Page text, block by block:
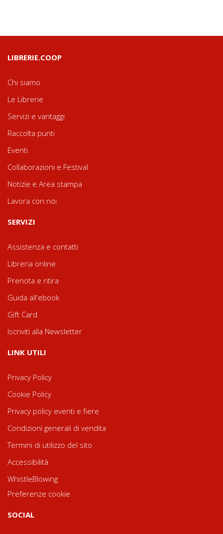
LIBRERIE.COOP
Chi siamo
Le Librerie
Servizi e vantaggi
Raccolta punti
Eventi
Collaborazioni e Festival
Notizie e Area stampa
Lavora con noi
SERVIZI
Assistenza e contatti
Libreria online
Prenota e ritira
Guida all'ebook
Gift Card
Iscriviti alla Newsletter
LINK UTILI
Privacy Policy
Cookie Policy
Privacy policy eventi e fiere
Condizioni generali di vendita
Termini di utilizzo del sito
Accessibilità
WhistleBlowing
Preferenze cookie
SOCIAL